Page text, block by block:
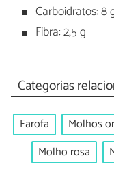
Carboidratos: 8
Fibra: 2,5 g
Categorias
Farofa Molhos
Molho rosa